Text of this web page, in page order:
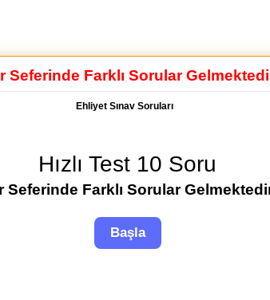
Seferinde Farklı Sorular
Ehliyet Sınav Soruları
Hızlı Test 10 Soru
Seferinde Farklı Sorular